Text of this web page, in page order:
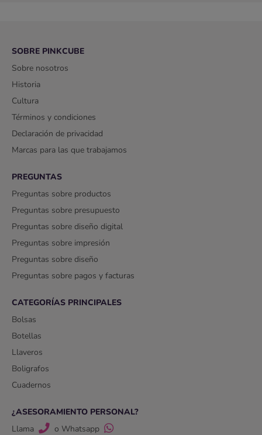
SOBRE PINKCUBE
Sobre nosotros
Historia
Cultura
Términos y condiciones
Declaración de privacidad
Marcas para las que trabajamos
PREGUNTAS
Preguntas sobre productos
Preguntas sobre presupuesto
Preguntas sobre diseño digital
Preguntas sobre impresión
Preguntas sobre diseño
Preguntas sobre pagos y facturas
CATEGORÍAS PRINCIPALES
Bolsas
Botellas
Llaveros
Boligrafos
Cuadernos
¿ASESORAMIENTO PERSONAL?
Llama
o Whatsapp